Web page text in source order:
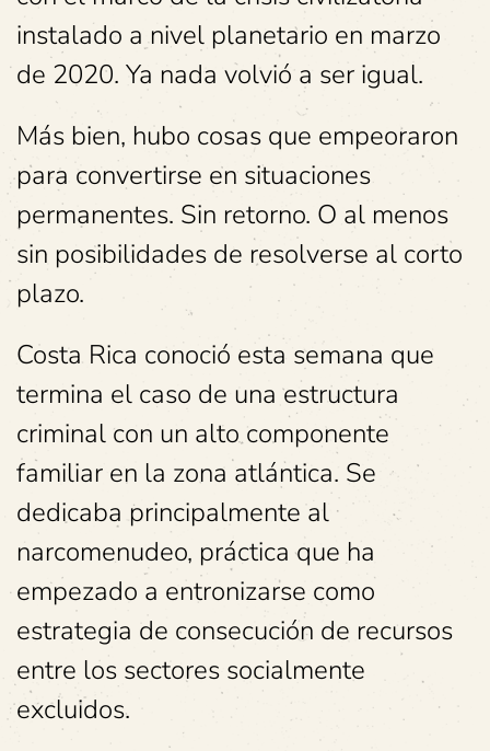
instalado a nivel planetario en marzo
de 2020. Ya nada volvió a ser igual.
Más bien, hubo cosas que empeoraron
para convertirse en situaciones
permanentes. Sin retorno. O al menos
sin posibilidades de resolverse al corto
plazo.
Costa Rica conoció esta semana que
termina el caso de una estructura
criminal con un alto componente
familiar en la zona atlántica. Se
dedicaba principalmente al
narcomenudeo, práctica que ha
empezado a entronizarse como
estrategia de consecución de recursos
entre los sectores socialmente
excluidos.